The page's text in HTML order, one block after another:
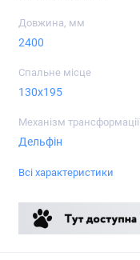
Довжина, мм
2400
Спальне місце
130x195
Механізм трансформації
Дельфін
Всі характеристики